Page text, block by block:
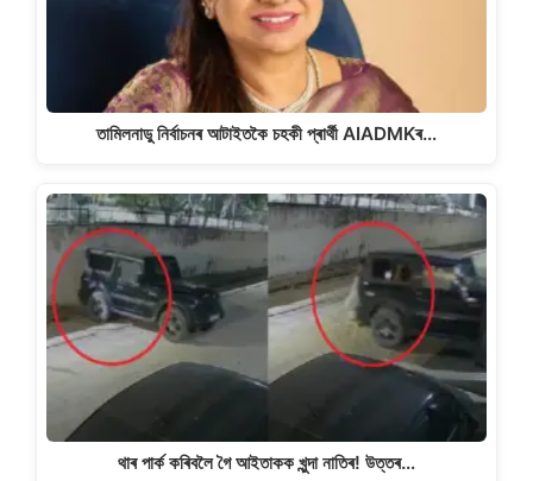
তামিলনাডু নিৰ্বাচনৰ আটাইতকৈ চহকী প্ৰাৰ্থী AIADMKৰ…
থাৰ পাৰ্ক কৰিবলৈ গৈ আইতাকক খুন্দা নাতিৰ! উত্তৰ…